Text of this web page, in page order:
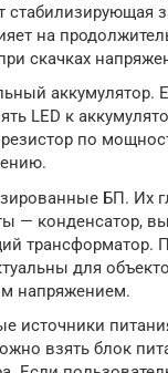
стабилизирующая
на
скачках
аккумулятор.
LED к
по
БП. Их
— конденсатор,
трансформатор.
для
напряжением.
источники
взять блок